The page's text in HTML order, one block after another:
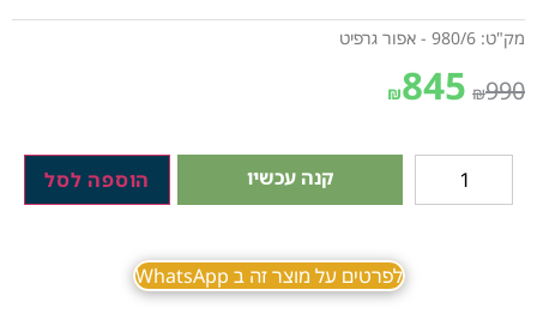
מק"ט: 980/6 - אפור גרפיט
₪990
₪845
קנה עכשיו הוספה לסל
לפרטים על מוצר זה ב WhatsApp